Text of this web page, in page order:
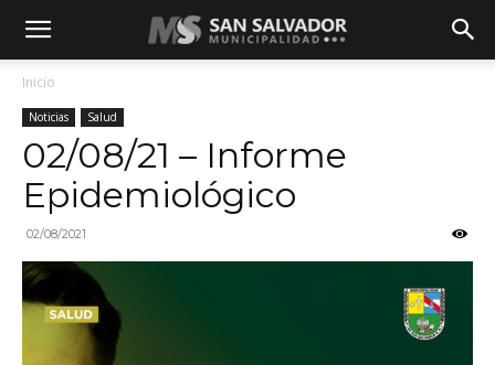
Inicio
Noticias Salud
02/08/21 – Informe
Epidemiológico
02/08/2021